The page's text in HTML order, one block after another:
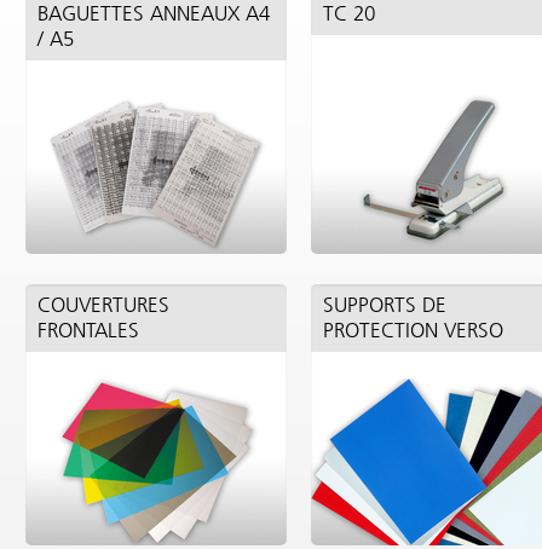
BAGUETTES ANNEAUX A4
/ A5
TC 20
COUVERTURES
FRONTALES
SUPPORTS DE
PROTECTION VERSO